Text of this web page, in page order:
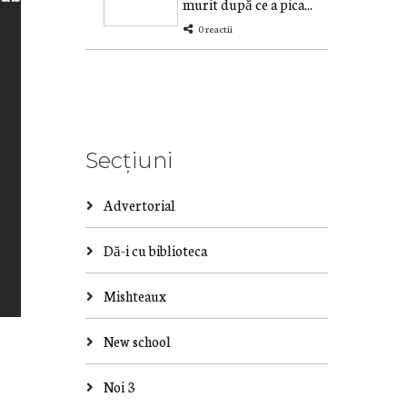
murit după ce a pica...
0 reactii
Secțiuni
Advertorial
Dă-i cu biblioteca
Mishteaux
New school
Noi 3